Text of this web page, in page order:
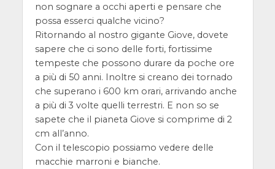
non sognare a occhi aperti e pensare che
possa esserci qualche vicino?
Ritornando al nostro gigante Giove, dovete
sapere che ci sono delle forti, fortissime
tempeste che possono durare da poche ore
a più di 50 anni. Inoltre si creano dei tornado
che superano i 600 km orari, arrivando anche
a più di 3 volte quelli terrestri. E non so se
sapete che il pianeta Giove si comprime di 2
cm all’anno.
Con il telescopio possiamo vedere delle
macchie marroni e bianche.